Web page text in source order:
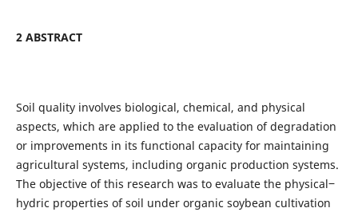
2 ABSTRACT
Soil quality involves biological, chemical, and physical
aspects, which are applied to the evaluation of degradation
or improvements in its functional capacity for maintaining
agricultural systems, including organic production systems.
The objective of this research was to evaluate the physical‒
hydric properties of soil under organic soybean cultivation